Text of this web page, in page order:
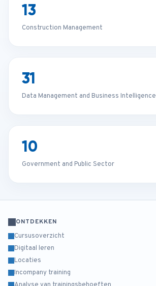
13
Construction Management
31
Data Management and Business Intelligence
10
Government and Public Sector
ONTDEKKEN
Cursusoverzicht
Digitaal leren
Locaties
Incompany training